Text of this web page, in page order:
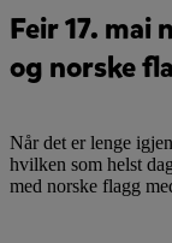
Feir 17. mai
og norske
Når det er lenge
hvilken som helst
med norske flagg